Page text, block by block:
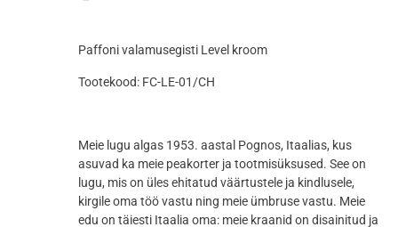
Paffoni valamusegisti Level kroom
Tootekood: FC-LE-01/CH
Meie lugu algas 1953. aastal Pognos, Itaalias, kus
asuvad ka meie peakorter ja tootmisüksused. See on
lugu, mis on üles ehitatud väärtustele ja kindlusele,
kirgile oma töö vastu ning meie ümbruse vastu. Meie
edu on täiesti Itaalia oma: meie kraanid on disainitud ja